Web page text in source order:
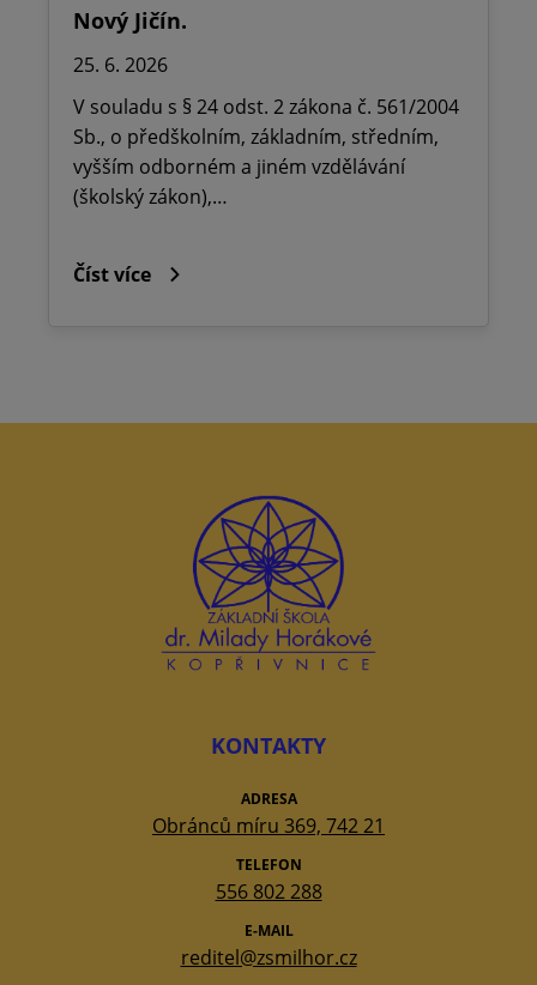
Nový Jičín.
25. 6. 2026
V souladu s § 24 odst. 2 zákona č. 561/2004
Sb., o předškolním, základním, středním,
vyšším odborném a jiném vzdělávání
(školský zákon),…
Číst více
KONTAKTY
ADRESA
Obránců míru 369, 742 21
TELEFON
556 802 288
E-MAIL
reditel@zsmilhor.cz